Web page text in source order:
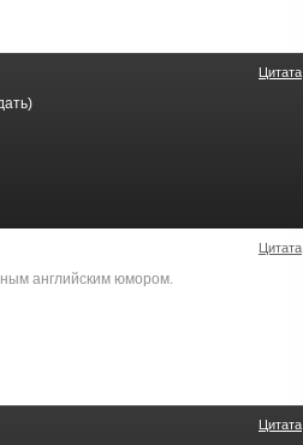
Цитата
Цитата
английским юмором.
Цитата